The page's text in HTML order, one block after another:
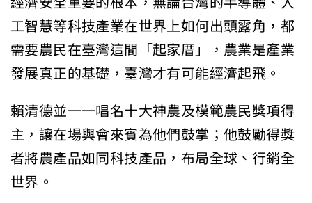
工智慧等科技產業在世界上如何出頭露角，都
需要農民在臺灣這間「起家厝」，農業是產業
發展真正的基礎，臺灣才有可能經濟起飛。
賴清德並一一唱名十大神農及模範農民獎項得
主，讓在場與會來賓為他們鼓掌；他鼓勵得獎
者將農產品如同科技產品，布局全球、行銷全
世界。